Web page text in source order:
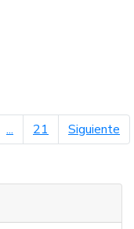
... 21 Siguiente